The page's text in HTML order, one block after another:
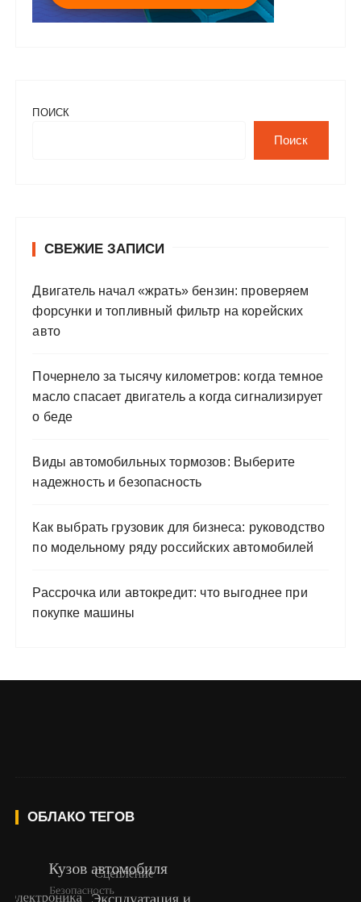
ПОИСК
Поиск
СВЕЖИЕ ЗАПИСИ
Двигатель начал «жрать» бензин: проверяем
форсунки и топливный фильтр на корейских
авто
Почернело за тысячу километров: когда темное
масло спасает двигатель а когда сигнализирует
о беде
Виды автомобильных тормозов: Выберите
надежность и безопасность
Как выбрать грузовик для бизнеса: руководство
по модельному ряду российских автомобилей
Рассрочка или автокредит: что выгоднее при
покупке машины
ОБЛАКО ТЕГОВ